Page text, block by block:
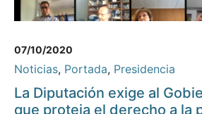
07/10/2020
Noticias, Portada, Presidencia
La Diputación exige al
que proteja el derecho a la